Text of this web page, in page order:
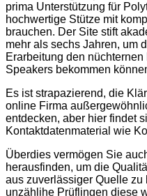
prima Unterstützung für
hochwertige Stütze mit
brauchen. Der Site stift
mehr als sechs Jahren, um
Erarbeitung den
Speakers bekommen
Es ist strapazierend, die
online Firma
entdecken, aber hier findet
Kontaktdatenmaterial wie
Überdies vermögen Sie
herausfinden, um die
aus zuverlässiger Quelle
unzählihe Prüflingen diese